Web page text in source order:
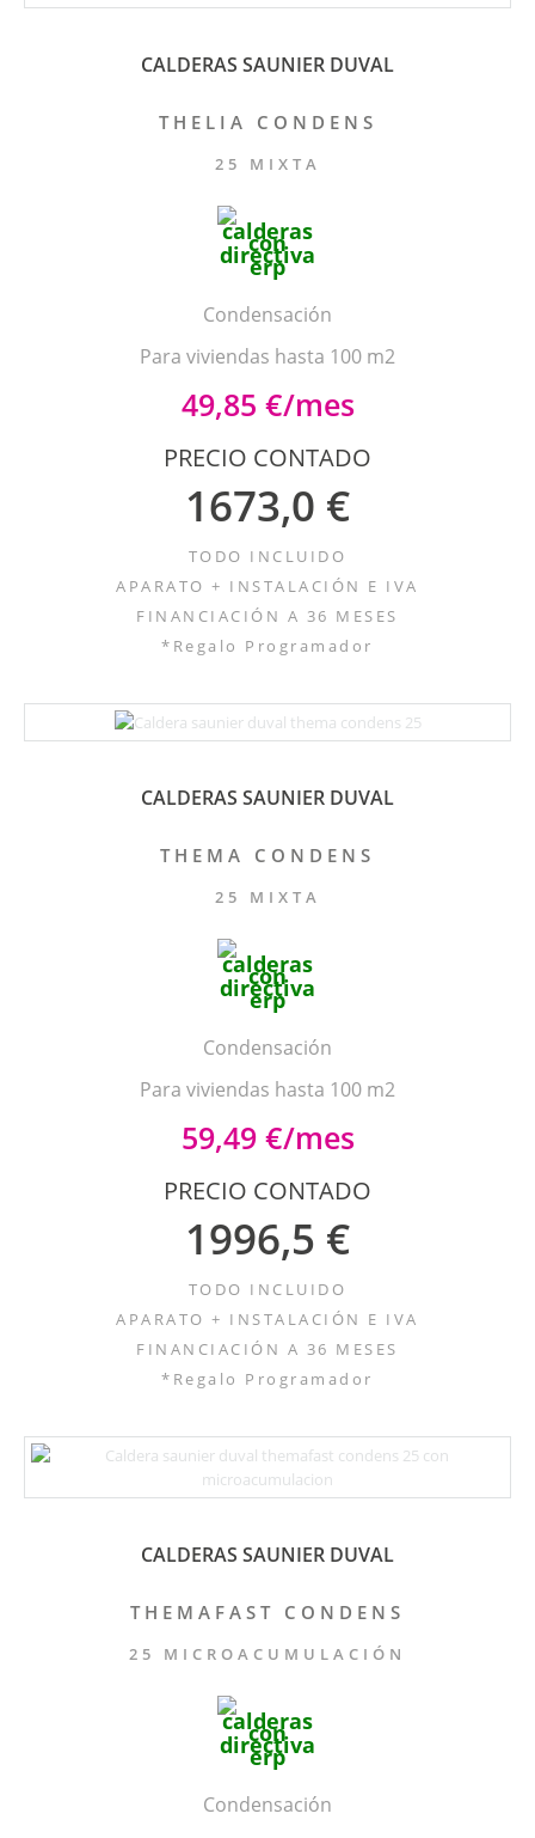
CALDERAS SAUNIER DUVAL
THELIA CONDENS
25 MIXTA
Condensación
Para viviendas hasta 100 m2
49,85 €/mes
PRECIO CONTADO
1673,0 €
TODO INCLUIDO
APARATO + INSTALACIÓN E IVA
FINANCIACIÓN A 36 MESES
*Regalo Programador
CALDERAS SAUNIER DUVAL
THEMA CONDENS
25 MIXTA
Condensación
Para viviendas hasta 100 m2
59,49 €/mes
PRECIO CONTADO
1996,5 €
TODO INCLUIDO
APARATO + INSTALACIÓN E IVA
FINANCIACIÓN A 36 MESES
*Regalo Programador
CALDERAS SAUNIER DUVAL
THEMAFAST CONDENS
25 MICROACUMULACIÓN
Condensación